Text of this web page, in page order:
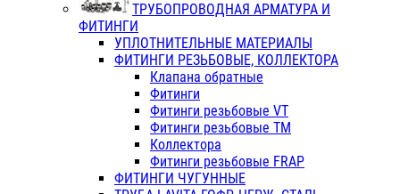
ТРУБОПРОВОДНАЯ АРМАТУРА И
ФИТИНГИ
УПЛОТНИТЕЛЬНЫЕ МАТЕРИАЛЫ
ФИТИНГИ РЕЗЬБОВЫЕ, КОЛЛЕКТОРА
Клапана обратные
Фитинги
Фитинги резьбовые VT
Фитинги резьбовые ТМ
Коллектора
Фитинги резьбовые FRAP
ФИТИНГИ ЧУГУННЫЕ